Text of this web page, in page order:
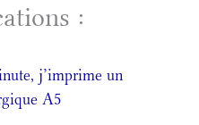
:
j’imprime un
A5